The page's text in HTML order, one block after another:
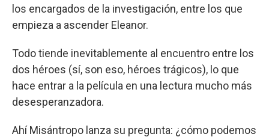
los encargados de la investigación, entre los que
empieza a ascender Eleanor.
Todo tiende inevitablemente al encuentro entre los
dos héroes (sí, son eso, héroes trágicos), lo que
hace entrar a la película en una lectura mucho más
desesperanzadora.
Ahí Misántropo lanza su pregunta: ¿cómo podemos